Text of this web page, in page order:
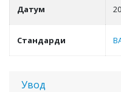
Датум
Стандарди
Увод